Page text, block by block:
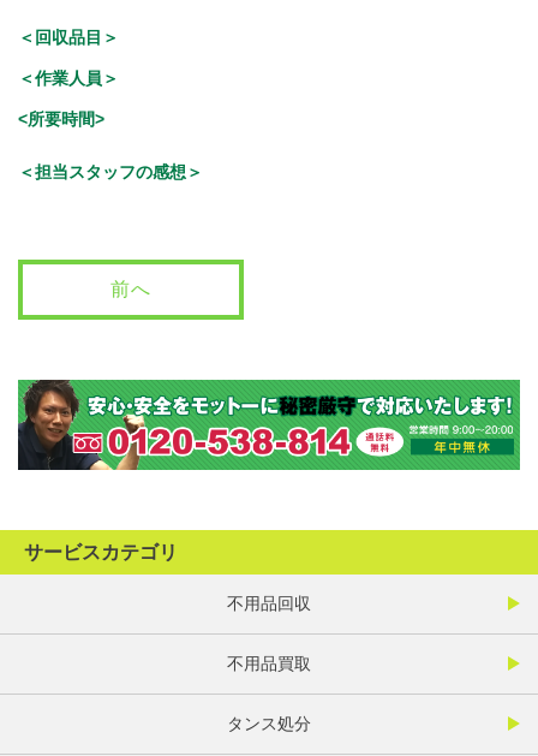
＜回収品目＞
＜作業人員＞
<所要時間>
＜担当スタッフの感想＞
前へ
サービスカテゴリ
不用品回収
不用品買取
タンス処分